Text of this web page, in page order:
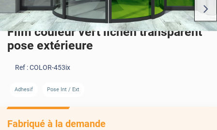
AVANT
Film couleur vert lichen transparent
pose extérieure
Ref :COLOR-453ix
Adhesif Pose Int / Ext
Fabriqué à la demande